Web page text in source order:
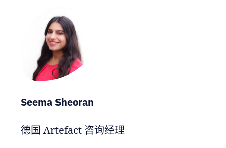
Seema Sheoran
德国 Artefact 咨询经理